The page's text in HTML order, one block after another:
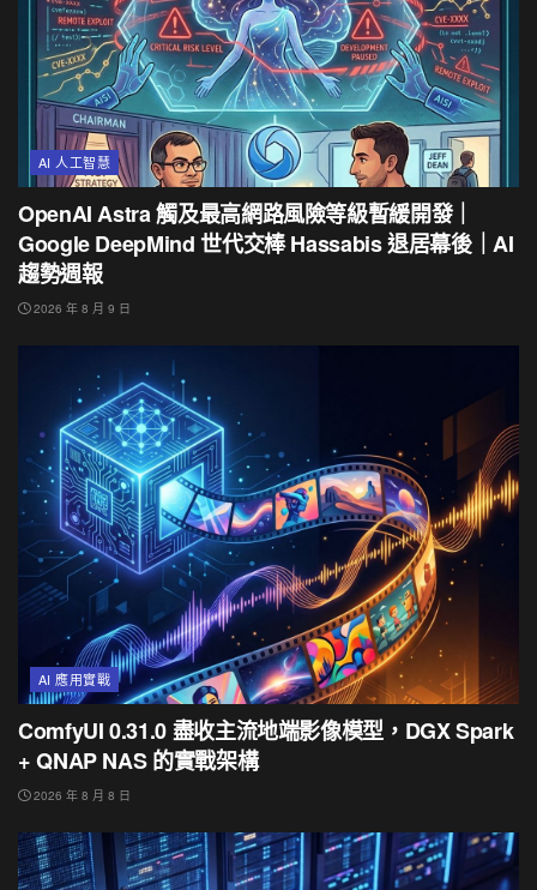
AI 人工智慧
OpenAI Astra 觸及最高網路風險等級暫緩開發｜
Google DeepMind 世代交棒 Hassabis 退居幕後｜AI
趨勢週報
2026 年 8 月 9 日
AI 應用實戰
ComfyUI 0.31.0 盡收主流地端影像模型，DGX Spark
+ QNAP NAS 的實戰架構
2026 年 8 月 8 日